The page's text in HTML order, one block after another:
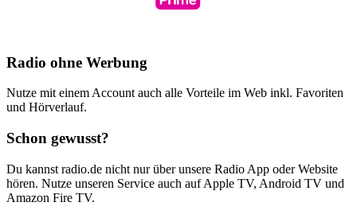
Radio ohne Werbung
Nutze mit einem Account auch alle Vorteile im Web inkl. Favoriten
und Hörverlauf.
Schon gewusst?
Du kannst radio.de nicht nur über unsere Radio App oder Website
hören. Nutze unseren Service auch auf Apple TV, Android TV und
Amazon Fire TV.